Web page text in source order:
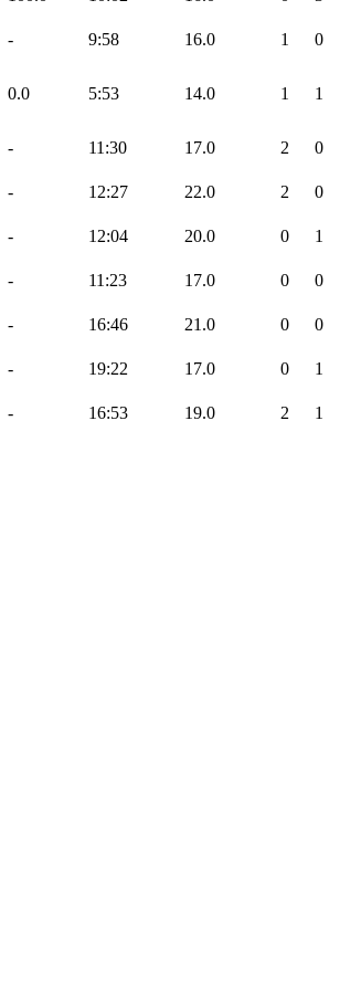
- 9:58 16.0 1
0
0.0 5:53 14.0 1 1
- 11:30 17.0 2
0
- 12:27 22.0 2
0
- 12:04 20.0 0
1
- 11:23 17.0 0
0
- 16:46 21.0 0
0
- 19:22 17.0 0
1
- 16:53 19.0 2
1